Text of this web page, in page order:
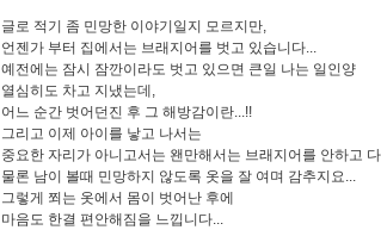
글로 적기 좀 민망한 이야기일지 모르지만,
언젠가 부터 집에서는 브래지어를 벗고 있습니다...
예전에는 잠시 잠깐이라도 벗고 있으면 큰일 나는 일인양
열심히도 차고 지냈는데,
어느 순간 벗어던진 후 그 해방감이란...!!
그리고 이제 아이를 낳고 나서는
중요한 자리가 아니고서는 왠만해서는 브래지어를 안하고
물론 남이 볼때 민망하지 않도록 옷을 잘 여며 감추지요...
그렇게 쬐는 옷에서 몸이 벗어난 후에
마음도 한결 편안해짐을 느낍니다...